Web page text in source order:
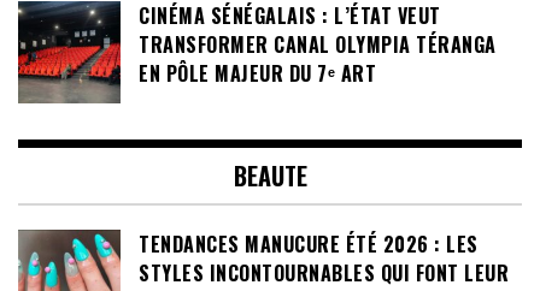
CINÉMA SÉNÉGALAIS : L’ÉTAT VEUT
TRANSFORMER CANAL OLYMPIA TÉRANGA
EN PÔLE MAJEUR DU 7ᵉ ART
BEAUTE
TENDANCES MANUCURE ÉTÉ 2026 : LES
STYLES INCONTOURNABLES QUI FONT LEUR